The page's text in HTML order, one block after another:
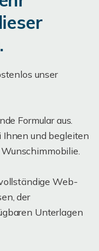
unser
Formular aus.
und begleiten
Web-
der
Unterlagen